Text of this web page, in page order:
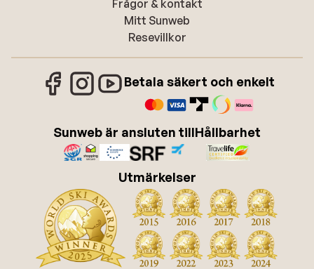
Frågor & kontakt
Mitt Sunweb
Resevillkor
Betala säkert och enkelt
Sunweb är ansluten tillHållbarhet
Utmärkelser